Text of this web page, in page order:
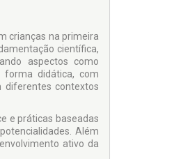
crianças na primeira
científica,
aspectos como
forma didática, com
diferentes contextos
e práticas baseadas
Além
ativo da